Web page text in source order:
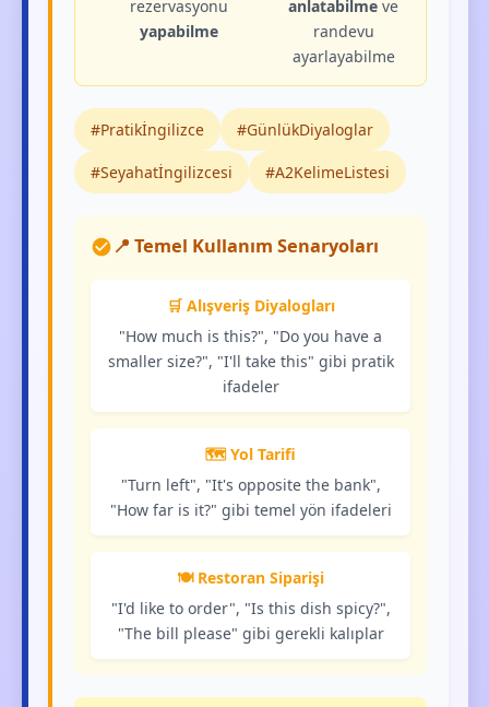
rezervasyonu
yapabilme
anlatabilme ve
randevu
ayarlayabilme
#Pratikİngilizce #GünlükDiyaloglar
#Seyahatİngilizcesi #A2KelimeListesi
📍 Temel Kullanım Senaryoları
🛒 Alışveriş Diyalogları
"How much is this?", "Do you have a
smaller size?", "I'll take this" gibi pratik
ifadeler
🗺️ Yol Tarifi
"Turn left", "It's opposite the bank",
"How far is it?" gibi temel yön ifadeleri
🍽️ Restoran Siparişi
"I'd like to order", "Is this dish spicy?",
"The bill please" gibi gerekli kalıplar